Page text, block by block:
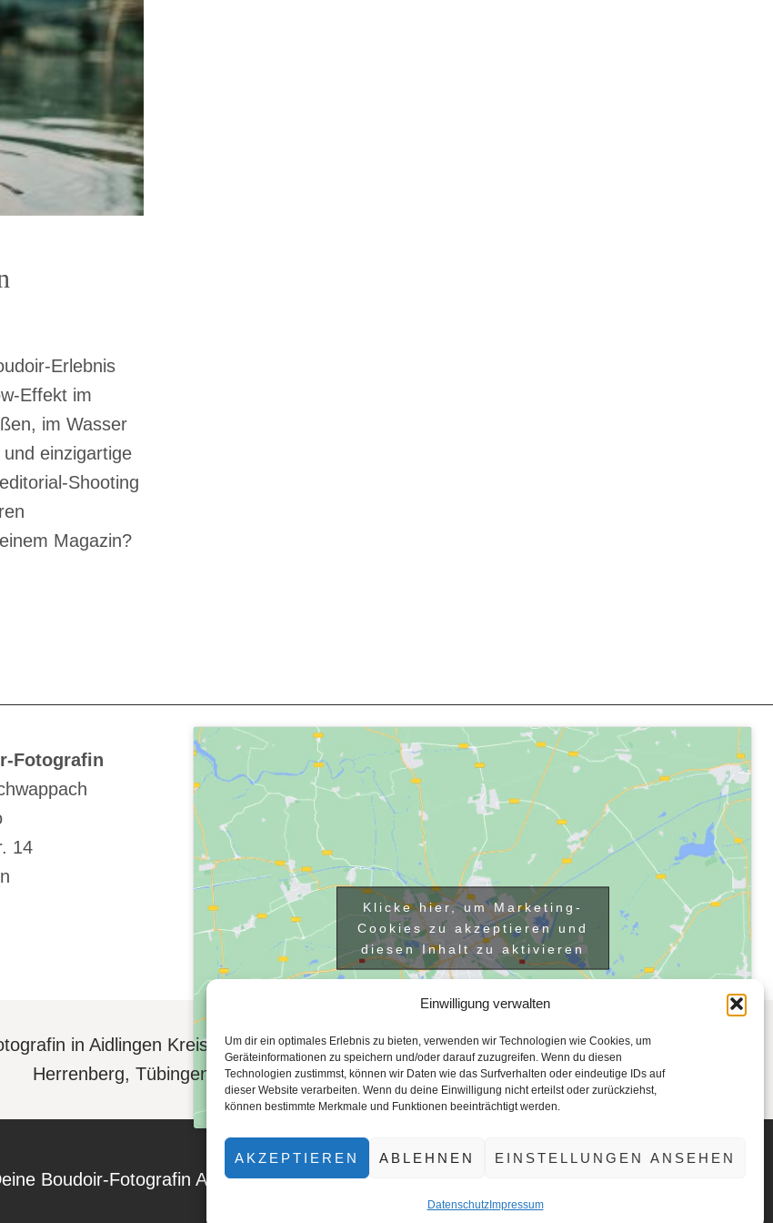
Einwilligung verwalten
Um dir ein optimales Erlebnis zu bieten, verwenden wir Technologien wie Cookies, um
Geräteinformationen zu speichern und/oder darauf zuzugreifen. Wenn du diesen
Technologien zustimmst, können wir Daten wie das Surfverhalten oder eindeutige IDs auf
dieser Website verarbeiten. Wenn du deine Einwilligung nicht erteilst oder zurückziehst,
können bestimmte Merkmale und Funktionen beeinträchtigt werden.
AKZEPTIEREN ABLEHNEN EINSTELLUNGEN ANSEHEN
DatenschutzImpressum
Erlebnis
Effekt im
im Wasser
einzigartige
Shooting
Magazin?
Fotografin
14
Klicke hier, um Marketing-
Cookies zu akzeptieren und
diesen Inhalt zu aktivieren
in Aidlingen Kreis Böblingen, Sindelfingen,
Herrenberg, Tübingen, Stuttgart
Boudoir-Fotografin Ann-Kathrin Schwappach